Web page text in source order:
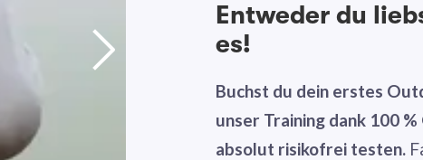
Entweder du
es!
Buchst du dein erstes
unser Training dank 100
absolut risikofrei testen.